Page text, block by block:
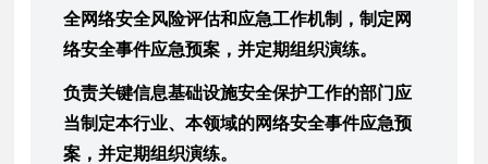
全网络安全风险评估和应急工作机制，制定网
络安全事件应急预案，并定期组织演练。
负责关键信息基础设施安全保护工作的部门应
当制定本行业、本领域的网络安全事件应急预
案，并定期组织演练。